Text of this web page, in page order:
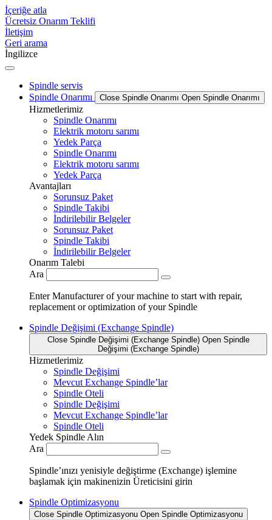
İçeriğe atla
Ücretsiz Onarım Teklifi
İletişim
Geri arama
İngilizce
Spindle servis
Spindle Onarımı
Close Spindle Onarımı Open Spindle Onarımı
Hizmetlerimiz
Spindle Onarımı
Elektrik motoru sarımı
Yedek Parça
Spindle Onarımı
Elektrik motoru sarımı
Yedek Parça
Avantajları
Sorunsuz Paket
Spindle Takibi
İndirilebilir Belgeler
Sorunsuz Paket
Spindle Takibi
İndirilebilir Belgeler
Onarım Talebi
Ara
Enter Manufacturer of your machine to start with repair,
replacement or optimization of your Spindle
Spindle Değişimi (Exchange Spindle)
Close Spindle Değişimi (Exchange Spindle) Open Spindle
Değişimi (Exchange Spindle)
Hizmetlerimiz
Spindle Değişimi
Mevcut Exchange Spindle’lar
Spindle Oteli
Spindle Değişimi
Mevcut Exchange Spindle’lar
Spindle Oteli
Yedek Spindle Alın
Ara
Spindle’ınızı yenisiyle değiştirme (Exchange) işlemine
başlamak için makinenizin Üreticisini girin
Spindle Optimizasyonu
Close Spindle Optimizasyonu Open Spindle Optimizasyonu